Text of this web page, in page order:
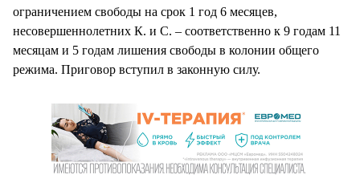
ограничением свободы на срок 1 год 6 месяцев,
несовершеннолетних К. и С. – соответственно к 9 годам 11
месяцам и 5 годам лишения свободы в колонии общего
режима. Приговор вступил в законную силу.